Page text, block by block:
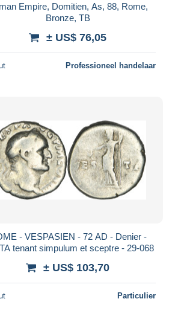
Empire, Domitien, As, 88, Rome,
Bronze, TB
± US$ 76,05
Professioneel handelaar
- VESPASIEN - 72 AD - Denier -
tenant simpulum et sceptre - 29-068
± US$ 103,70
Particulier